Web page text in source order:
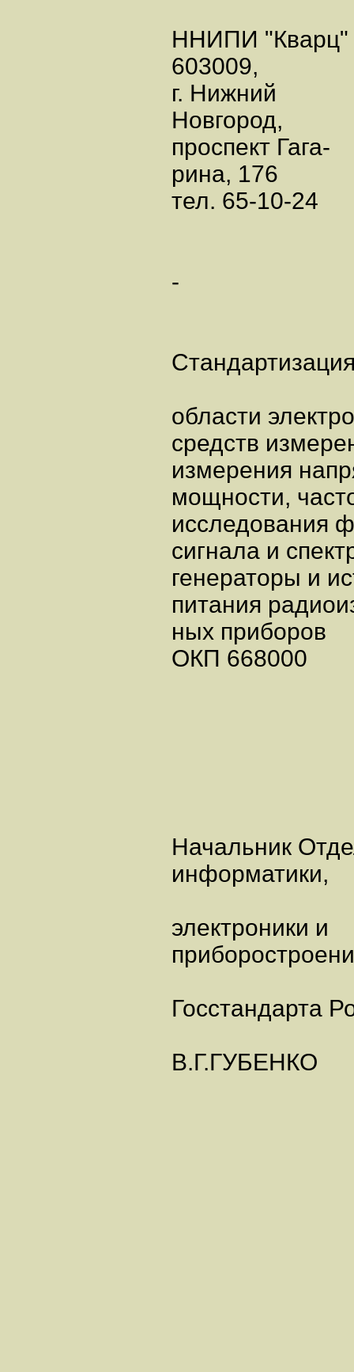
ННИПИ "Кварц"
603009,
г. Нижний
Новгород,
проспект Гага-
рина, 176
тел. 65-10-24
-
области
средств
измерения
мощности,
сигнала и
генераторы и
питания
ных
ОКП
Начальник
информатики,
электроники и
Госстандарта
В.Г.ГУБЕНКО